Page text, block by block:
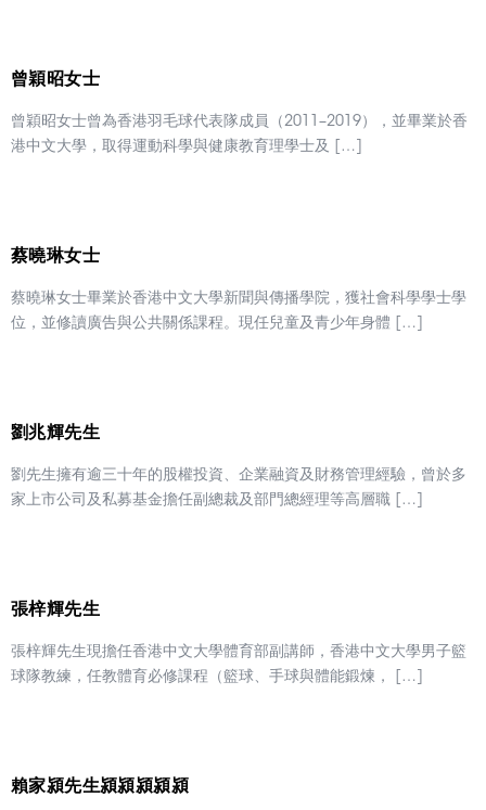
曾穎昭女士
曾穎昭女士曾為香港羽毛球代表隊成員（2011–2019），並畢業於香
港中文大學，取得運動科學與健康教育理學士及 […]
蔡曉琳女士
蔡曉琳女士畢業於香港中文大學新聞與傳播學院，獲社會科學學士學
位，並修讀廣告與公共關係課程。現任兒童及青少年身體 […]
劉兆輝先生
劉先生擁有逾三十年的股權投資、企業融資及財務管理經驗，曾於多
家上市公司及私募基金擔任副總裁及部門總經理等高層職 […]
張梓輝先生
張梓輝先生現擔任香港中文大學體育部副講師，香港中文大學男子籃
球隊教練，任教體育必修課程（籃球、手球與體能鍛煉， […]
賴家潁先生潁潁潁潁潁